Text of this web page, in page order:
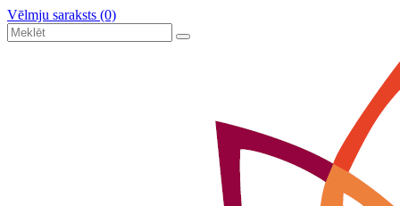
Vēlmju saraksts (0)